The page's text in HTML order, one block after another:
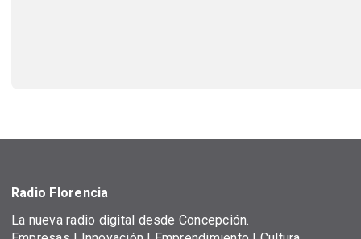
Radio Florencia
La nueva radio digital desde Concepción.